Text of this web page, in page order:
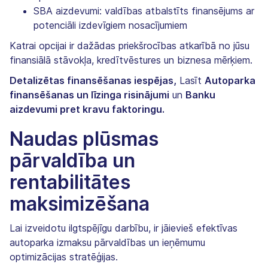
SBA aizdevumi: valdības atbalstīts finansējums ar
potenciāli izdevīgiem nosacījumiem
Katrai opcijai ir dažādas priekšrocības atkarībā no jūsu
finansiālā stāvokļa, kredītvēstures un biznesa mērķiem.
Detalizētas finansēšanas iespējas, Lasīt Autoparka
finansēšanas un līzinga risinājumi un Banku
aizdevumi pret kravu faktoringu.
Naudas plūsmas
pārvaldība un
rentabilitātes
maksimizēšana
Lai izveidotu ilgtspējīgu darbību, ir jāievieš efektīvas
autoparka izmaksu pārvaldības un ieņēmumu
optimizācijas stratēģijas.